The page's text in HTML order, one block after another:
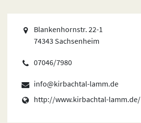
Blankenhornstr. 22-1
74343 Sachsenheim
07046/7980
info@kirbachtal-lamm.de
http://www.kirbachtal-lamm.de/